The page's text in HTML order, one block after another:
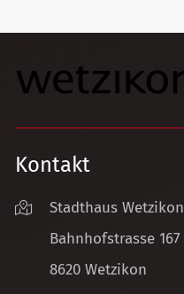
Kontakt
Stadthaus Wetzikon
Bahnhofstrasse 167
8620 Wetzikon